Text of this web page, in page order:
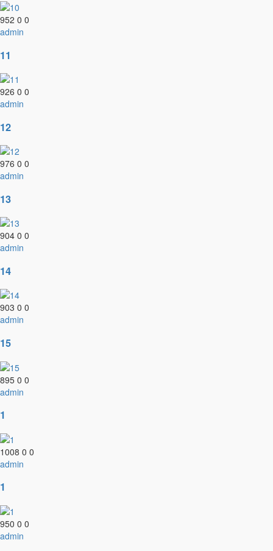
952 0 0
admin
11
926 0 0
admin
12
976 0 0
admin
13
904 0 0
admin
14
903 0 0
admin
15
895 0 0
admin
1
1008 0 0
admin
1
950 0 0
admin